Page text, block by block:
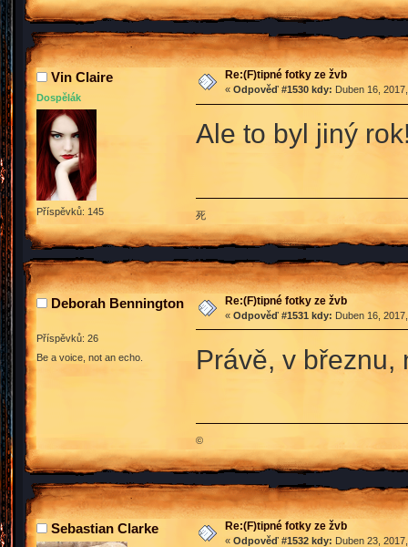
Vin Claire
Dospělák
Příspěvků: 145
Re:(F)tipné fotky ze žvb
« Odpověď #1530 kdy: Duben 16,
Ale to byl jiný
死
Deborah Bennington
Příspěvků: 26
Be a voice, not an echo.
Re:(F)tipné fotky ze žvb
« Odpověď #1531 kdy: Duben 16,
Právě, v
©
Sebastian Clarke Re:(F)tipné fotky ze žvb
« Odpověď #1532 kdy: Duben 23,